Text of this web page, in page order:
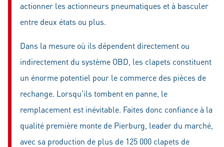
actionner les actionneurs pneumatiques et à basculer
entre deux états ou plus.
Dans la mesure où ils dépendent directement ou
indirectement du système OBD, les clapets constituent
un énorme potentiel pour le commerce des pièces de
rechange. Lorsqu'ils tombent en panne, le
remplacement est inévitable. Faites donc confiance à la
qualité première monte de Pierburg, leader du marché,
avec sa production de plus de 125 000 clapets de